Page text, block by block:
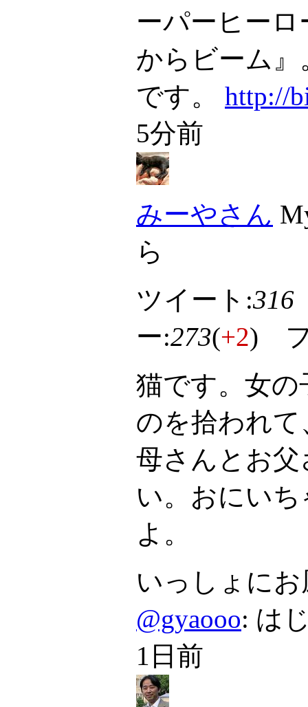
ーパーヒーロ
からビーム
です。 http://
5分前
みーやさん
ら
ツイート:316
ー:273(+2) フ
猫です。女
のを拾われ
母さんとお
い。おにい
よ。
いっしょに
@gyaooo: は
1日前